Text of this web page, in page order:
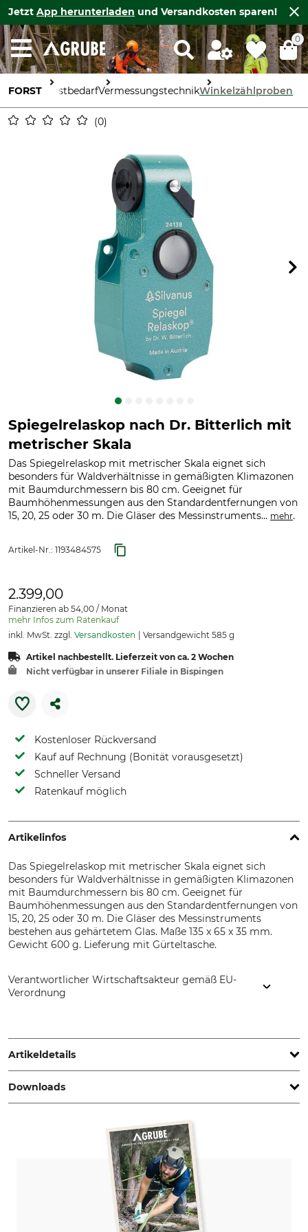
Jetzt App herunterladen und Versandkosten sparen!
0
FORST ForstbedarfVermessungstechnikWinkelzählproben
0
Spiegelrelaskop nach Dr. Bitterlich mit
metrischer Skala
Das Spiegelrelaskop mit metrischer Skala eignet sich
besonders für Waldverhältnisse in gemäßigten Klimazonen
mit Baumdurchmessern bis 80 cm. Geeignet für
Baumhöhenmessungen aus den Standardentfernungen von
15, 20, 25 oder 30 m. Die Gläser des Messinstruments... mehr.
Artikel-Nr.: 1193484575
2.399,00
Finanzieren ab 54,00 / Monat
mehr Infos zum Ratenkauf
inkl. MwSt. zzgl. Versandkosten Versandgewicht 585 g
Artikel nachbestellt. Lieferzeit von ca. 2 Wochen
Nicht verfügbar in unserer Filiale in Bispingen
Kostenloser Rückversand
Kauf auf Rechnung (Bonität vorausgesetzt)
Schneller Versand
Ratenkauf möglich
Artikelinfos
Das Spiegelrelaskop mit metrischer Skala eignet sich
besonders für Waldverhältnisse in gemäßigten Klimazonen
mit Baumdurchmessern bis 80 cm. Geeignet für
Baumhöhenmessungen aus den Standardentfernungen von
15, 20, 25 oder 30 m. Die Gläser des Messinstruments
bestehen aus gehärtetem Glas. Maße 135 x 65 x 35 mm.
Gewicht 600 g. Lieferung mit Gürteltasche.
Verantwortlicher Wirtschaftsakteur gemäß EU-
Verordnung
Austria, www.silvanus.at
Artikeldetails
Produkttyp
Spiegelrelaskop
nach Dr. Bitterlich mit
metrischer Skala
Downloads
Bedienungsanleitung | Manual_80-010_80-011_80-012_de_en_04112021.pdf
Bedienungsanleitung | Manual_80-010_80-011_80-012_de_04112021.pdf